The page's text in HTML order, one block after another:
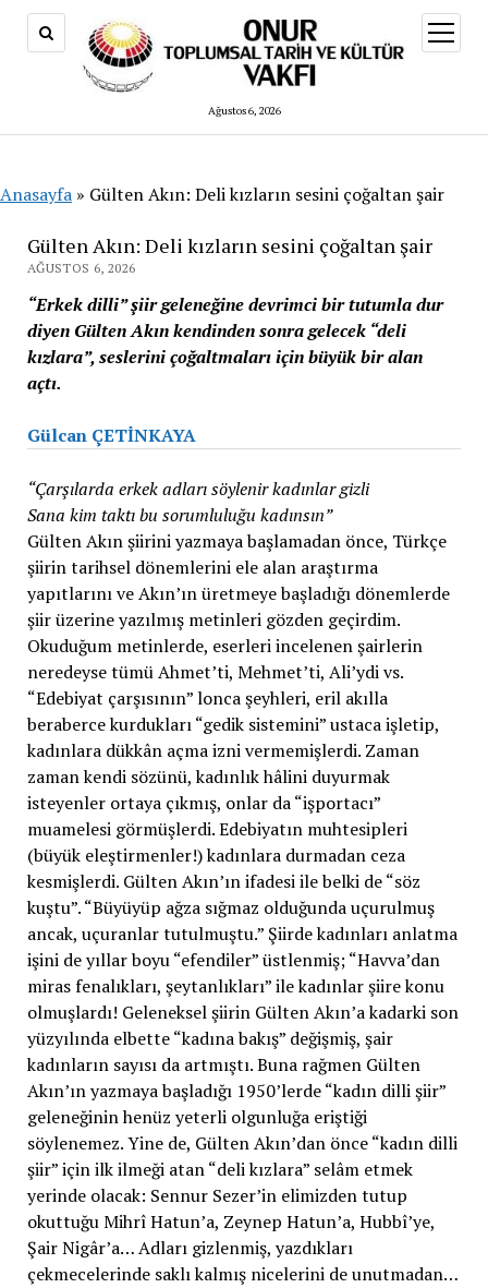
Ağustos 6, 2026
aç
Anasayfa » Gülten Akın: Deli kızların sesini çoğaltan şair
Gülten Akın: Deli kızların sesini çoğaltan şair
AĞUSTOS 6, 2026
“Erkek dilli” şiir geleneğine devrimci bir tutumla dur
diyen Gülten Akın kendinden sonra gelecek “deli
kızlara”, seslerini çoğaltmaları için büyük bir alan
açtı.
Gülcan ÇETİNKAYA
“Çarşılarda erkek adları söylenir kadınlar gizli
Sana kim taktı bu sorumluluğu kadınsın”
Gülten Akın şiirini yazmaya başlamadan önce, Türkçe
şiirin tarihsel dönemlerini ele alan araştırma
yapıtlarını ve Akın’ın üretmeye başladığı dönemlerde
şiir üzerine yazılmış metinleri gözden geçirdim.
Okuduğum metinlerde, eserleri incelenen şairlerin
neredeyse tümü Ahmet’ti, Mehmet’ti, Ali’ydi vs.
“Edebiyat çarşısının” lonca şeyhleri, eril akılla
beraberce kurdukları “gedik sistemini” ustaca işletip,
kadınlara dükkân açma izni vermemişlerdi. Zaman
zaman kendi sözünü, kadınlık hâlini duyurmak
isteyenler ortaya çıkmış, onlar da “işportacı”
muamelesi görmüşlerdi. Edebiyatın muhtesipleri
(büyük eleştirmenler!) kadınlara durmadan ceza
kesmişlerdi. Gülten Akın’ın ifadesi ile belki de “söz
kuştu”. “Büyüyüp ağza sığmaz olduğunda uçurulmuş
ancak, uçuranlar tutulmuştu.” Şiirde kadınları anlatma
işini de yıllar boyu “efendiler” üstlenmiş; “Havva’dan
miras fenalıkları, şeytanlıkları” ile kadınlar şiire konu
olmuşlardı! Geleneksel şiirin Gülten Akın’a kadarki son
yüzyılında elbette “kadına bakış” değişmiş, şair
kadınların sayısı da artmıştı. Buna rağmen Gülten
Akın’ın yazmaya başladığı 1950’lerde “kadın dilli şiir”
geleneğinin henüz yeterli olgunluğa eriştiği
söylenemez. Yine de, Gülten Akın’dan önce “kadın dilli
şiir” için ilk ilmeği atan “deli kızlara” selâm etmek
yerinde olacak: Sennur Sezer’in elimizden tutup
okuttuğu Mihrî Hatun’a, Zeynep Hatun’a, Hubbî’ye,
Şair Nigâr’a… Adları gizlenmiş, yazdıkları
çekmecelerinde saklı kalmış nicelerini de unutmadan…